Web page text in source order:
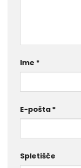
Ime *
E-pošta *
Spletišče